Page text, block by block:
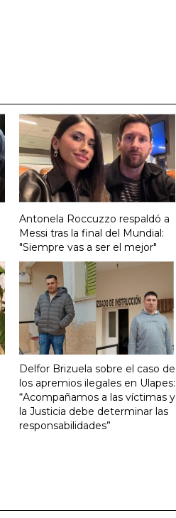
Antonela Roccuzzo respaldó a
Messi tras la final del Mundial:
"Siempre vas a ser el mejor"
Delfor Brizuela sobre el caso de
los apremios ilegales en Ulapes:
“Acompañamos a las víctimas y
la Justicia debe determinar las
responsabilidades”